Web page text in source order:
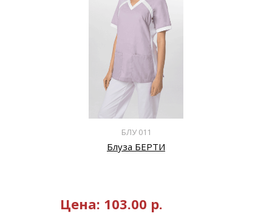
БЛУ 011
Блуза БЕРТИ
Цена: 103.00 р.